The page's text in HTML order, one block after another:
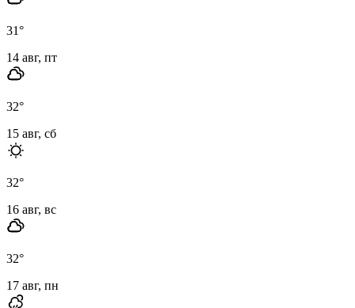
31°
14 авг, пт
32°
15 авг, сб
32°
16 авг, вс
32°
17 авг, пн